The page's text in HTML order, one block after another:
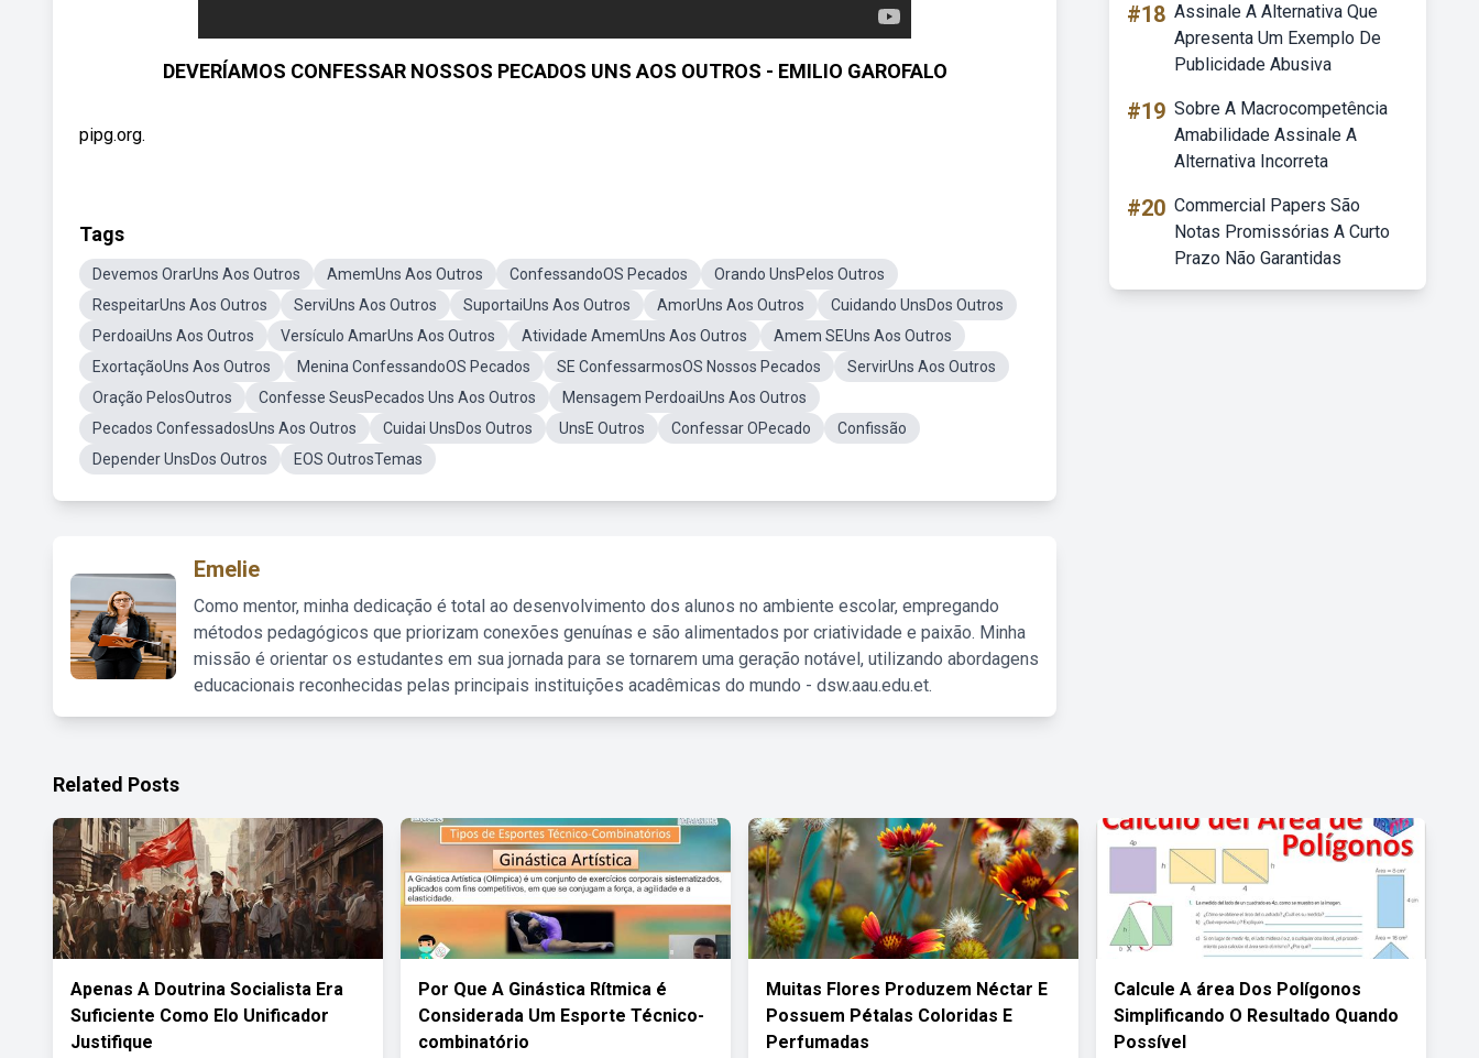
DEVERÍAMOS CONFESSAR NOSSOS PECADOS UNS AOS OUTROS - EMILIO GAROFALO
pipg.org.
Tags
Devemos OrarUns Aos Outros AmemUns Aos Outros ConfessandoOS Pecados
Orando UnsPelos Outros
RespeitarUns Aos Outros
ServiUns Aos Outros SuportaiUns Aos Outros AmorUns Aos Outros
Cuidando UnsDos Outros
PerdoaiUns Aos Outros
Versículo AmarUns Aos Outros Atividade AmemUns Aos Outros
Amem SEUns Aos Outros
ExortaçãoUns Aos Outros
Menina ConfessandoOS Pecados SE ConfessarmosOS Nossos Pecados
ServirUns Aos Outros
Oração PelosOutros
Confesse SeusPecados Uns Aos Outros
Mensagem PerdoaiUns Aos Outros
Pecados ConfessadosUns Aos Outros
Cuidai UnsDos Outros UnsE Outros Confessar OPecado
Confissão
Depender UnsDos Outros
EOS OutrosTemas
Emelie
Como mentor, minha dedicação é total ao desenvolvimento dos alunos no ambiente escolar, empregando
métodos pedagógicos que priorizam conexões genuínas e são alimentados por criatividade e paixão. Minha
missão é orientar os estudantes em sua jornada para se tornarem uma geração notável, utilizando abordagens
educacionais reconhecidas pelas principais instituições acadêmicas do mundo - dsw.aau.edu.et.
#18 Assinale A Alternativa Que
Apresenta Um Exemplo De
Publicidade Abusiva
#19 Sobre A Macrocompetência
Amabilidade Assinale A
Alternativa Incorreta
#20 Commercial Papers São
Notas Promissórias A Curto
Prazo Não Garantidas
Related Posts
Apenas A Doutrina Socialista Era
Suficiente Como Elo Unificador
Justifique
Por Que A Ginástica Rítmica é
Considerada Um Esporte Técnico-
combinatório
Muitas Flores Produzem Néctar E
Possuem Pétalas Coloridas E
Perfumadas
Calcule A área Dos Polígonos
Simplificando O Resultado Quando
Possível